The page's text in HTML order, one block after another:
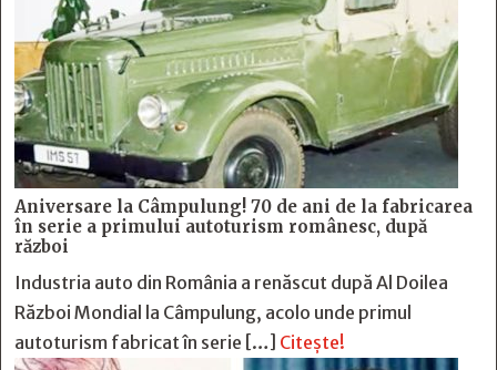
Aniversare la Câmpulung! 70 de ani de la fabricarea
în serie a primului autoturism românesc, după
război
Industria auto din România a renăscut după Al Doilea
Război Mondial la Câmpulung, acolo unde primul
autoturism fabricat în serie […] Citește!